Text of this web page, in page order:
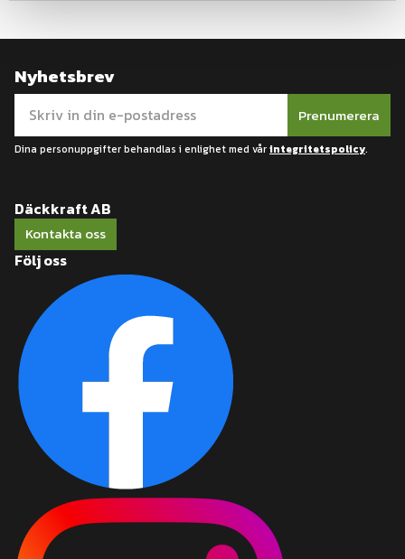
Nyhetsbrev
Prenumerera
Dina personuppgifter behandlas i enlighet med vårintegritetspolicy.
Däckkraft AB
Kontakta oss
Följ oss